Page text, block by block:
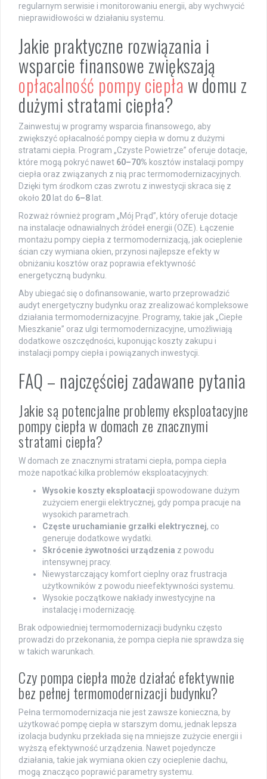
regularnym serwisie i monitorowaniu energii, aby wychwycić
nieprawidłowości w działaniu systemu.
Jakie praktyczne rozwiązania i
wsparcie finansowe zwiększają
opłacalność pompy ciepła w domu z
dużymi stratami ciepła?
Zainwestuj w programy wsparcia finansowego, aby
zwiększyć opłacalność pompy ciepła w domu z dużymi
stratami ciepła. Program „Czyste Powietrze” oferuje dotacje,
które mogą pokryć nawet 60–70% kosztów instalacji pompy
ciepła oraz związanych z nią prac termomodernizacyjnych.
Dzięki tym środkom czas zwrotu z inwestycji skraca się z
około 20 lat do 6–8 lat.
Rozważ również program „Mój Prąd”, który oferuje dotacje
na instalacje odnawialnych źródeł energii (OZE). Łączenie
montażu pompy ciepła z termomodernizacją, jak ocieplenie
ścian czy wymiana okien, przynosi najlepsze efekty w
obniżaniu kosztów oraz poprawia efektywność
energetyczną budynku.
Aby ubiegać się o dofinansowanie, warto przeprowadzić
audyt energetyczny budynku oraz zrealizować kompleksowe
działania termomodernizacyjne. Programy, takie jak „Ciepłe
Mieszkanie” oraz ulgi termomodernizacyjne, umożliwiają
dodatkowe oszczędności, kuponując koszty zakupu i
instalacji pompy ciepła i powiązanych inwestycji.
FAQ – najczęściej zadawane pytania
Jakie są potencjalne problemy eksploatacyjne
pompy ciepła w domach ze znacznymi
stratami ciepła?
W domach ze znacznymi stratami ciepła, pompa ciepła
może napotkać kilka problemów eksploatacyjnych:
Wysokie koszty eksploatacji spowodowane dużym
zużyciem energii elektrycznej, gdy pompa pracuje na
wysokich parametrach.
Częste uruchamianie grzałki elektrycznej, co
generuje dodatkowe wydatki.
Skrócenie żywotności urządzenia z powodu
intensywnej pracy.
Niewystarczający komfort cieplny oraz frustracja
użytkowników z powodu nieefektywności systemu.
Wysokie początkowe nakłady inwestycyjne na
instalację i modernizację.
Brak odpowiedniej termomodernizacji budynku często
prowadzi do przekonania, że pompa ciepła nie sprawdza się
w takich warunkach.
Czy pompa ciepła może działać efektywnie
bez pełnej termomodernizacji budynku?
Pełna termomodernizacja nie jest zawsze konieczna, by
użytkować pompę ciepła w starszym domu, jednak lepsza
izolacja budynku przekłada się na mniejsze zużycie energii i
wyższą efektywność urządzenia. Nawet pojedyncze
działania, takie jak wymiana okien czy ocieplenie dachu,
mogą znacząco poprawić parametry systemu.